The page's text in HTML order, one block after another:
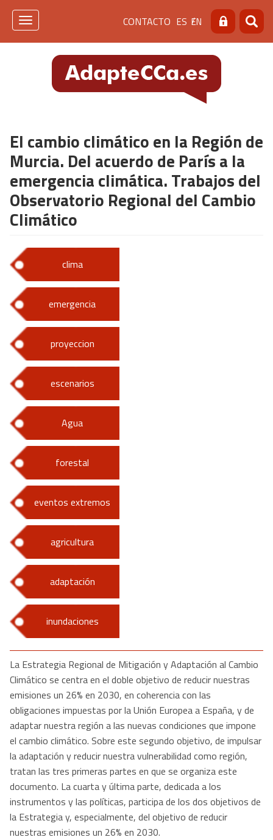
Pasar
Menú
de
cabecera
[contacto]
CONTACTO ES EN Buscar
Toggle
El cambio climático en la Región de
Murcia. Del acuerdo de París a la
emergencia climática. Trabajos del
Observatorio Regional del Cambio
Climático
clima
emergencia
proyeccion
escenarios
Agua
forestal
eventos extremos
agricultura
adaptación
inundaciones
La Estrategia Regional de Mitigación y Adaptación al Cambio
Climático se centra en el doble objetivo de reducir nuestras
emisiones un 26% en 2030, en coherencia con las
obligaciones impuestas por la Unión Europea a España, y de
adaptar nuestra región a las nuevas condiciones que impone
el cambio climático. Sobre este segundo objetivo, de impulsar
la adaptación y reducir nuestra vulnerabilidad como región,
tratan las tres primeras partes en que se organiza este
documento. La cuarta y última parte, dedicada a los
instrumentos y las políticas, participa de los dos objetivos de
la Estrategia y, especialmente, del objetivo de reducir
nuestras emisiones un 26% en 2030.